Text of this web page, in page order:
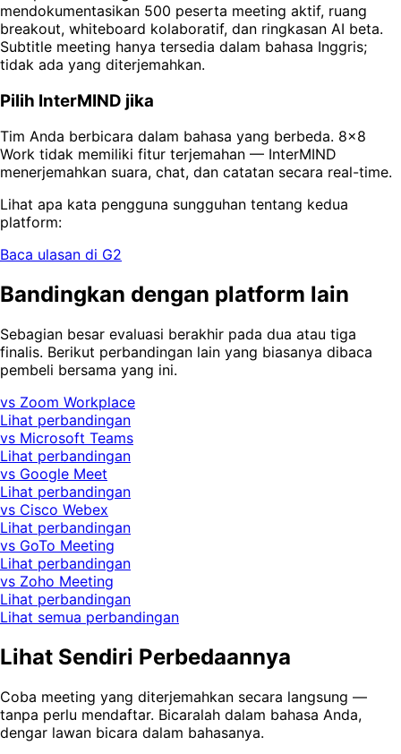
mendokumentasikan 500 peserta meeting aktif, ruang
breakout, whiteboard kolaboratif, dan ringkasan AI beta.
Subtitle meeting hanya tersedia dalam bahasa Inggris;
tidak ada yang diterjemahkan.
Pilih InterMIND jika
Tim Anda berbicara dalam bahasa yang berbeda. 8x8
Work tidak memiliki fitur terjemahan — InterMIND
menerjemahkan suara, chat, dan catatan secara real-time.
Lihat apa kata pengguna sungguhan tentang kedua
platform:
Baca ulasan di G2
Bandingkan dengan platform lain
Sebagian besar evaluasi berakhir pada dua atau tiga
finalis. Berikut perbandingan lain yang biasanya dibaca
pembeli bersama yang ini.
vs Zoom Workplace
Lihat perbandingan
vs Microsoft Teams
Lihat perbandingan
vs Google Meet
Lihat perbandingan
vs Cisco Webex
Lihat perbandingan
vs GoTo Meeting
Lihat perbandingan
vs Zoho Meeting
Lihat perbandingan
Lihat semua perbandingan
Lihat Sendiri Perbedaannya
Coba meeting yang diterjemahkan secara langsung —
tanpa perlu mendaftar. Bicaralah dalam bahasa Anda,
dengar lawan bicara dalam bahasanya.